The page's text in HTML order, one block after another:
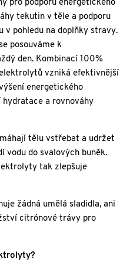
pro podporu energetického
tekutin v těle a podporu
v pohledu na doplňky stravy.
posouváme k
den. Kombinací 100%
vzniká efektivnější
energetického
hydratace a rovnováhy
tělu vstřebat a udržet
do svalových buněk.
tak zlepšuje
žádná umělá sladidla, ani
citrónové trávy pro